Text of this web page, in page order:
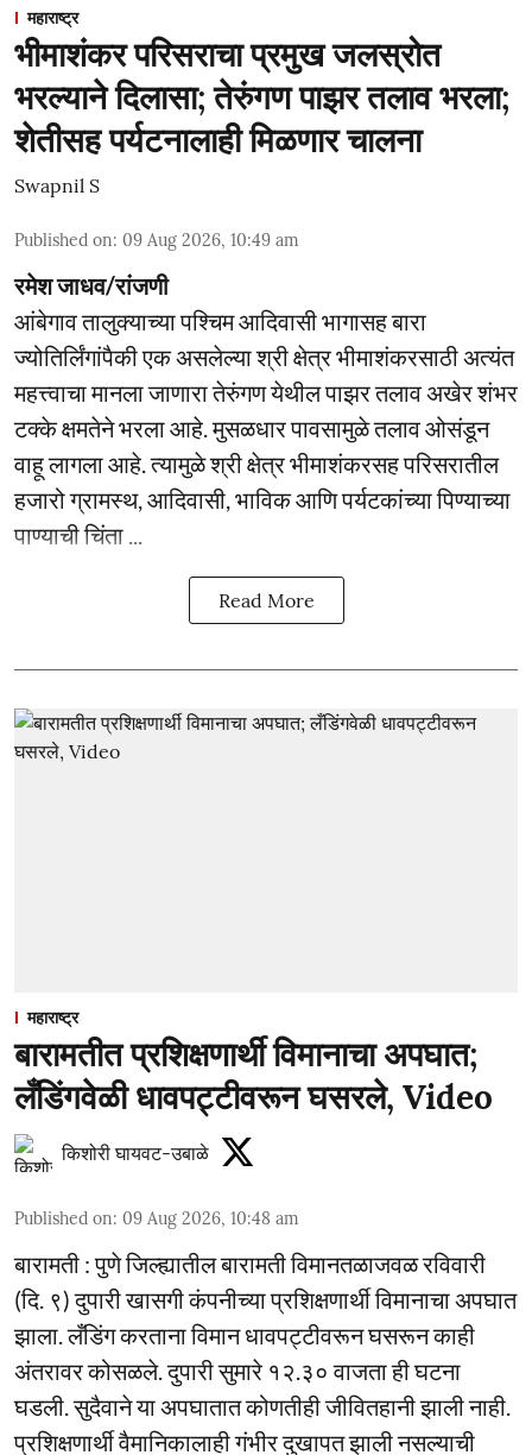
महाराष्ट्र
भीमाशंकर परिसराचा प्रमुख जलस्रोत
भरल्याने दिलासा; तेरुंगण पाझर तलाव भरला;
शेतीसह पर्यटनालाही मिळणार चालना
Swapnil S
Published on: 09 Aug 2026, 10:49 am
रमेश जाधव/रांजणी
आंबेगाव तालुक्याच्या पश्चिम आदिवासी भागासह बारा
ज्योतिर्लिंगांपैकी एक असलेल्या श्री क्षेत्र भीमाशंकरसाठी अत्यंत
महत्त्वाचा मानला जाणारा तेरुंगण येथील पाझर तलाव अखेर शंभर
टक्के क्षमतेने भरला आहे. मुसळधार पावसामुळे तलाव ओसंडून
वाहू लागला आहे. त्यामुळे श्री क्षेत्र भीमाशंकरसह परिसरातील
हजारो ग्रामस्थ, आदिवासी, भाविक आणि पर्यटकांच्या पिण्याच्या
पाण्याची चिंता ...
Read More
महाराष्ट्र
बारामतीत प्रशिक्षणार्थी विमानाचा अपघात;
लँडिंगवेळी धावपट्टीवरून घसरले, Video
किशोरी घायवट-उबाळे
Published on: 09 Aug 2026, 10:48 am
बारामती : पुणे जिल्ह्यातील बारामती विमानतळाजवळ रविवारी
(दि. ९) दुपारी खासगी कंपनीच्या प्रशिक्षणार्थी विमानाचा अपघात
झाला. लँडिंग करताना विमान धावपट्टीवरून घसरून काही
अंतरावर कोसळले. दुपारी सुमारे १२.३० वाजता ही घटना
घडली. सुदैवाने या अपघातात कोणतीही जीवितहानी झाली नाही.
प्रशिक्षणार्थी वैमानिकालाही गंभीर दुखापत झाली नसल्याची